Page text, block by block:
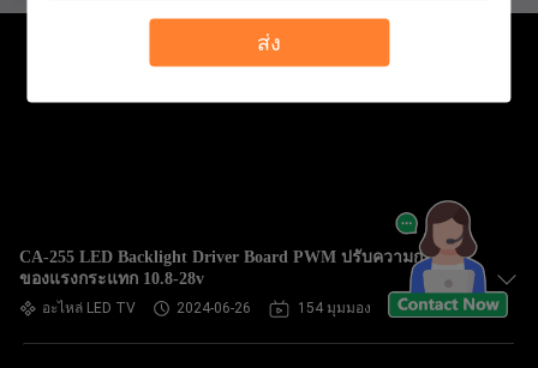
ส่ง
CA-255 LED Backlight Driver Board PWM ปรับความกว้าง
ของแรงกระแทก 10.8-28v
อะไหล่ LED TV 2024-06-26 154 มุมมอง